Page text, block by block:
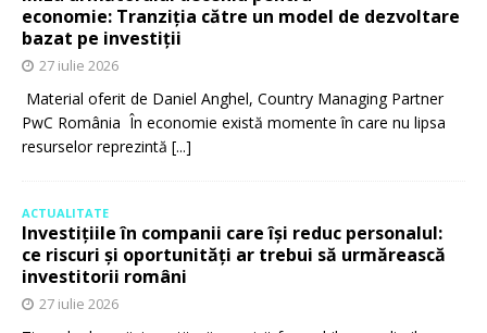
economie: Tranziția către un model de dezvoltare
bazat pe investiții
27 iulie 2026
Material oferit de Daniel Anghel, Country Managing Partner
PwC România În economie există momente în care nu lipsa
resurselor reprezintă [...]
ACTUALITATE
Investițiile în companii care își reduc personalul:
ce riscuri și oportunități ar trebui să urmărească
investitorii români
27 iulie 2026